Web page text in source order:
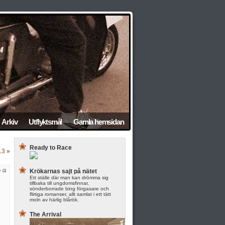
Arkiv Utflyktsmål Gamla hemsidan
» Ready to Race
Krökarnas sajt på nätet
Ett ställe där man kan drömma sig
tillbaka till ungdomsfinnar,
sönderborrade bing förgasare och
flirtiga romanser, allt samlat i ett tätt
moln av härlig blårök.
The Arrival